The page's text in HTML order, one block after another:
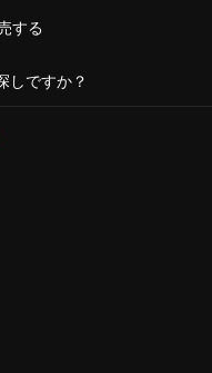
する
しですか？